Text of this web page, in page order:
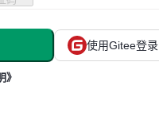
使用Gitee登录
》